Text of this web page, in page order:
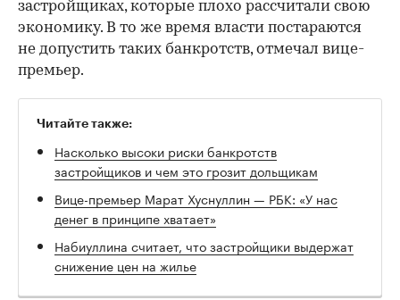
застройщиках, которые плохо рассчитали свою
экономику. В то же время власти постараются
не допустить таких банкротств, отмечал вице-
премьер.
Читайте также:
Насколько высоки риски банкротств
застройщиков и чем это грозит дольщикам
Вице-премьер Марат Хуснуллин — РБК: «У нас
денег в принципе хватает»
Набиуллина считает, что застройщики выдержат
снижение цен на жилье